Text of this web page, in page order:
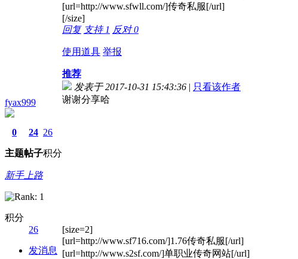
[url=http://www.sfwll.com/]传奇私服[/url]
[/size]
回复 支持 1 反对0
使用道具 举报
fyax999
0
主题
24
帖子
26
积分
新手上路
积分
26
发消息
推荐
发表于 2017-10-31 15:43:36 | 只看该作者
谢谢分享哈
[size=2]
[url=http://www.sf716.com/]1.76传奇私服[/url]
[url=http://www.s2sf.com/]单职业传奇网站[/url]